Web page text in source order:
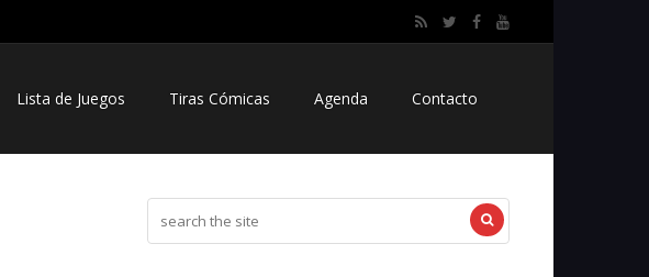
Lista de Juegos Tiras Cómicas Agenda Contacto